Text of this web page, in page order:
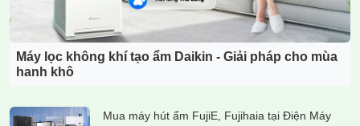
Máy lọc không khí tạo ẩm Daikin - Giải pháp cho mùa
hanh khô
Mua máy hút ẩm FujiE, Fujihaia tại Điện Máy